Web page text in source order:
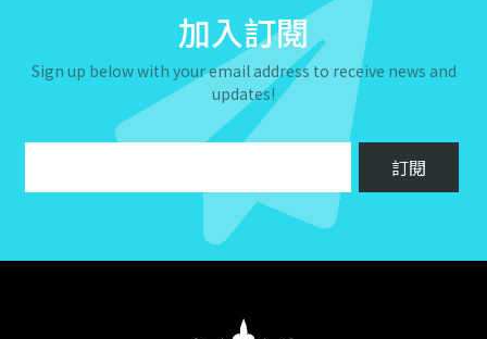
加入訂閱
Sign up below with your email address to receive news and
updates!